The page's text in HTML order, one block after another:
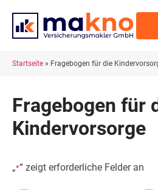
Startseite » Fragebogen für die
Fragebogen für
Kindervorsorge
„*“ zeigt erforderliche Felder an